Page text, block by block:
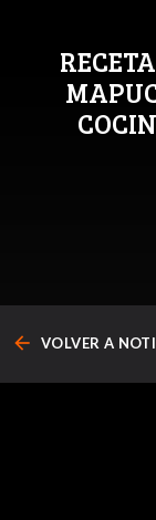
arrow_back VOLVER A